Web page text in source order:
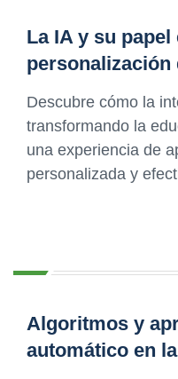
La IA y su papel
personalización
Descubre cómo la
transformando la
una experiencia de
personalizada y
Algoritmos y
automático en